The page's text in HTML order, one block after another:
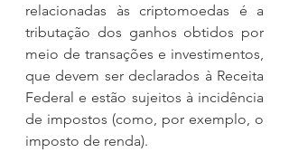
relacionadas às criptomoedas é a
tributação dos ganhos obtidos por
meio de transações e investimentos,
que devem ser declarados à Receita
Federal e estão sujeitos à incidência
de impostos (como, por exemplo, o
imposto de renda).